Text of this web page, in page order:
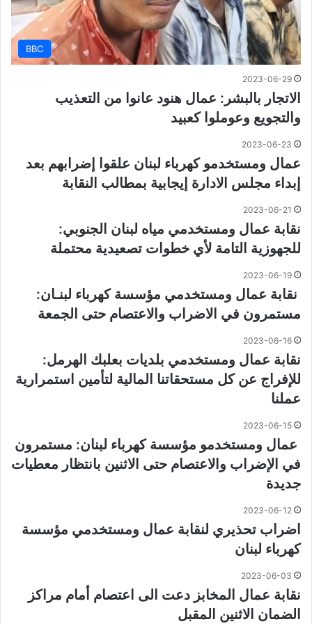
BBC
2023-06-29
الاتجار بالبشر: عمال هنود عانوا من التعذيب
والتجويع وعوملوا كعبيد
2023-06-23
عمال ومستخدمو كهرباء لبنان علقوا إضرابهم بعد
إبداء مجلس الادارة إيجابية بمطالب النقابة
2023-06-21
نقابة عمال ومستخدمي مياه لبنان الجنوبي:
للجهوزية التامة لأي خطوات تصعيدية محتملة
2023-06-19
نقابة عمال ومستخدمي مؤسسة كهرباء لبنـان:
مستمرون في الاضراب والاعتصام حتى الجمعة
2023-06-16
نقابة عمال ومستخدمي بلديات بعلبك الهرمل:
للإفراج عن كل مستحقاتنا المالية لتأمين استمرارية
عملنا
2023-06-15
عمال ومستخدمو مؤسسة كهرباء لبنان: مستمرون
في الإضراب والاعتصام حتى الاثنين بانتظار معطيات
جديدة
2023-06-12
اضراب تحذيري لنقابة عمال ومستخدمي مؤسسة
كهرباء لبنان
2023-06-03
نقابة عمال المخابز دعت الى اعتصام أمام مراكز
الضمان الاثنين المقبل